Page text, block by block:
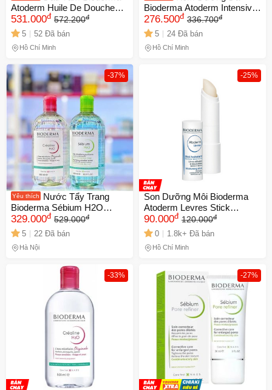
Atoderm Huile De Douche
1000ml - Sữa Tắm Dưỡng
Ẩm Dịu Nhẹ Cho Da Chàm,
Da Nhạy Cảm, Chính Hãng
Nhập Khẩu Pháp
531.000đ 572.200đ
5 52 Đã bán
Hồ Chí Minh
Bioderma Atoderm Intensive
Baume - Giải Pháp Cho Da
Khô, Chàm, Không Hương
Liệu, Ấm Áp Từ Thiên Nhiên
276.500đ 336.700đ
5 24 Đã bán
Hồ Chí Minh
-37%
Yêu thích
Nước Tẩy Trang
Bioderma Sébium H2O
500ml - Cho Da Dầu Mụn,
Sạch Sâu, Dịu Nhẹ, Không
Cồn, Không Gây Kích Ứng
329.000đ 529.000đ
5 22 Đã bán
Hà Nội
-25%
Son Dưỡng Môi Bioderma
Atoderm Levres Stick
Hydratant - Chăm Sóc Môi
Nhạy Cảm, Cấp Ẩm, Giảm
Nứt Nẻ, Chính Hãng Pháp
90.000đ 120.000đ
0 1.8k+ Đã bán
Hồ Chí Minh
-33% -27%